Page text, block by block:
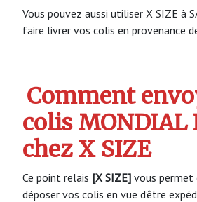
Vous pouvez aussi utiliser X SIZE à
faire livrer vos colis en provenance
Comment
colis MONDIAL
chez X SIZE
Ce point relais [X SIZE] vous permet
déposer vos colis en vue d’être